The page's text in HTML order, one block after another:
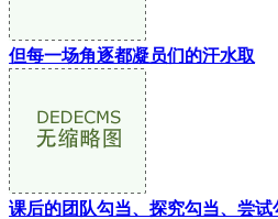
但每一场角逐都凝员们的汗水取
课后的团队勾当、探究勾当、尝试